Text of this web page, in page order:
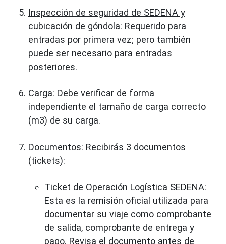
Inspección de seguridad de SEDENA y
cubicación de góndola: Requerido para
entradas por primera vez; pero también
puede ser necesario para entradas
posteriores.
Carga: Debe verificar de forma
independiente el tamaño de carga correcto
(m3) de su carga.
Documentos: Recibirás 3 documentos
(tickets):
Ticket de Operación Logística SEDENA:
Esta es la remisión oficial utilizada para
documentar su viaje como comprobante
de salida, comprobante de entrega y
pago. Revisa el documento antes de